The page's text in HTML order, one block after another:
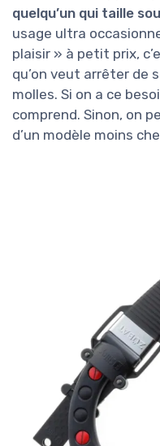
quelqu’un qui taille
usage ultra
plaisir » à petit prix,
qu’on veut arrêter de
molles. Si on a ce
comprend. Sinon, on
d’un modèle moins